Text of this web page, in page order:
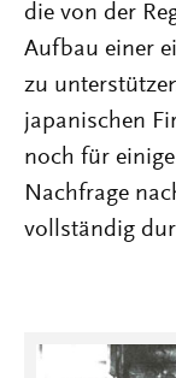
die von der
Aufbau einer
zu
japanischen
noch für
Nachfrage
vollständig